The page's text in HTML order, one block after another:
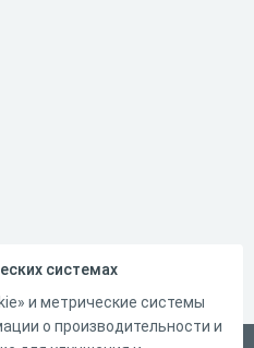
системах
и метрические системы
о производительности и